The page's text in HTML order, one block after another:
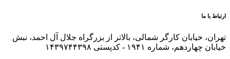
ارتباط با ما
تهران، خیابان کارگر شمالی، بالاتر از بزرگراه جلال آل احمد، نبش
خیابان چهاردهم، شماره ۱۹۴۱ - کدپستی ۱۴۳۹۷۴۴۳۹۸